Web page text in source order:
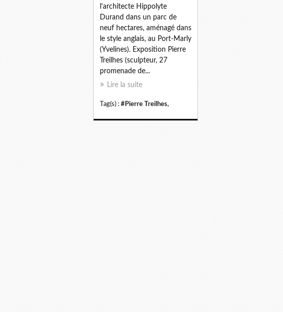
l'architecte Hippolyte
Durand dans un parc de
neuf hectares, aménagé dans
le style anglais, au Port-Marly
(Yvelines). Exposition Pierre
Treilhes (sculpteur, 27
promenade de...
Lire la suite
Tag(s) : #Pierre Treilhes,